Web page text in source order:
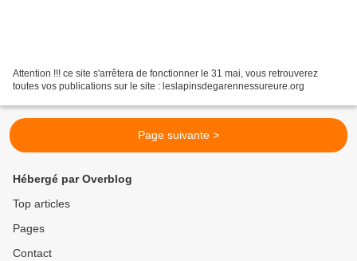
Attention !!! ce site s'arrêtera de fonctionner le 31 mai, vous retrouverez
toutes vos publications sur le site : leslapinsdegarennessureure.org
Page suivante >
Hébergé par Overblog
Top articles
Pages
Contact